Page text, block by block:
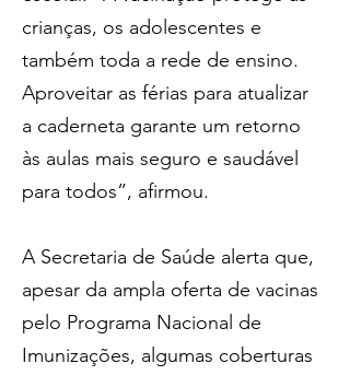
crianças, os adolescentes e
também toda a rede de ensino.
Aproveitar as férias para atualizar
a caderneta garante um retorno
às aulas mais seguro e saudável
para todos”, afirmou.
A Secretaria de Saúde alerta que,
apesar da ampla oferta de vacinas
pelo Programa Nacional de
Imunizações, algumas coberturas